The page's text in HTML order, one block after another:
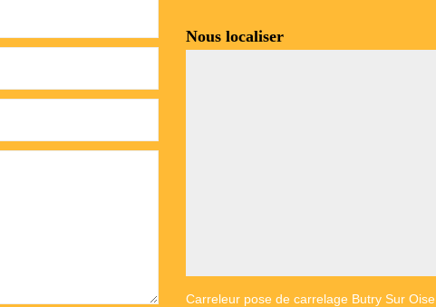
Nous localiser
Carreleur pose de carrelage Butry Sur Oise